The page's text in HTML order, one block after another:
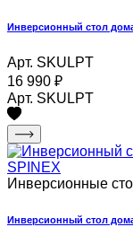
Инверсионный стол
Арт. SKULPT
16 990 ₽
Арт. SKULPT
Инверсионные
Инверсионный стол